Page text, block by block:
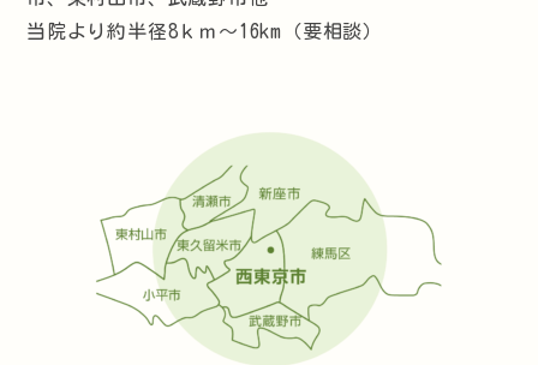
当院より約半径8ｋｍ～16km（要相談）